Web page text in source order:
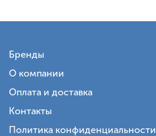
Бренды
О компании
Оплата и доставка
Контакты
Политика конфиденциальности